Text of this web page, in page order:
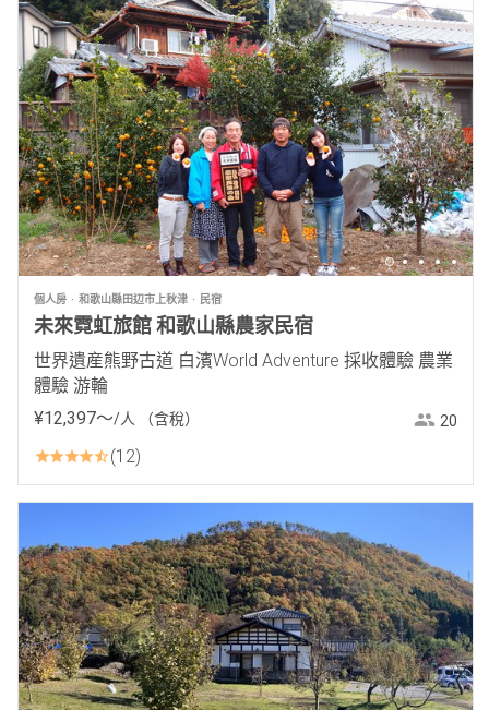
個人房 和歌山縣田辺市上秋津 民宿
未來霓虹旅館 和歌山縣農家民宿
世界遺産熊野古道 白濱World Adventure 採收體驗 農業
體驗 游輪
¥12,397〜/人 （含稅） 20
12